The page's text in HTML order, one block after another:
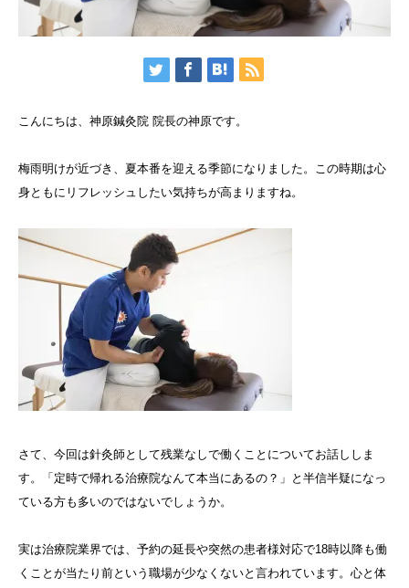
こんにちは、神原鍼灸院 院長の神原です。
梅雨明けが近づき、夏本番を迎える季節になりました。この時期は心
身ともにリフレッシュしたい気持ちが高まりますね。
さて、今回は針灸師として残業なしで働くことについてお話ししま
す。「定時で帰れる治療院なんて本当にあるの？」と半信半疑になっ
ている方も多いのではないでしょうか。
実は治療院業界では、予約の延長や突然の患者様対応で18時以降も働
くことが当たり前という職場が少なくないと言われています。心と体